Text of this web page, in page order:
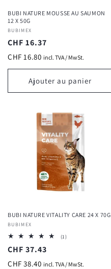
BUBI NATURE MOUSSE AU SAUMON
12 X 50G
Fournisseur :
BUBIMEX
Prix
habituel
CHF 16.37
CHF 16.80 incl. TVA / MwSt.
Ajouter au panier
BUBI NATURE VITALITY CARE 24 X 70G
Fournisseur :
BUBIMEX
(1)1
Prix
habituel
CHF 37.43
CHF 38.40 incl. TVA / MwSt.